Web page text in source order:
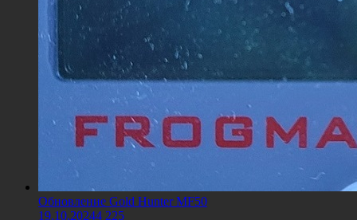
Обновление Gold Hunter MF50
19.10.20244 225